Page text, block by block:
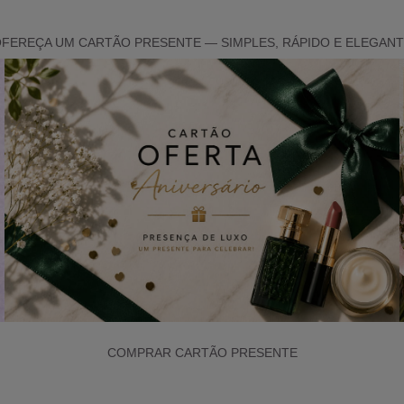
UM CARTÃO PRESENTE — SIMPLES, RÁPIDO E
COMPRAR CARTÃO PRESENTE